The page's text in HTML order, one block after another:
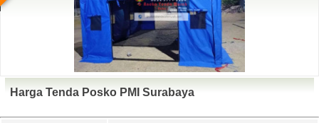
Harga Tenda Posko PMI Surabaya